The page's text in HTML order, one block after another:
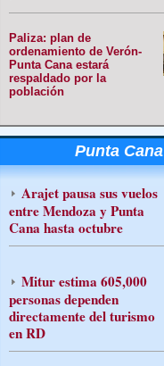
Paliza: plan de
ordenamiento de Verón-
Punta Cana estará
respaldado por la
población
Punta Cana
Arajet pausa sus vuelos
entre Mendoza y Punta
Cana hasta octubre
Mitur estima 605,000
personas dependen
directamente del turismo
en RD